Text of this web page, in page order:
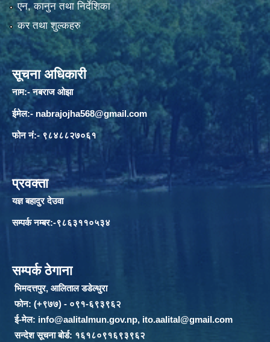
एन, कानुन तथा निर्देशिका
कर तथा शुल्कहरु
सूचना अधिकारी
नाम:- नबराज ओझा
ईमेल:- nabrajojha568@gmail.com
फोन नं:- ९८४८८२७०६१
प्रवक्ता
यज्ञ बहादुर देउवा
सम्पर्क नम्बर:-९८६३११०५३४
सम्पर्क ठेगाना
भिमदत्तपुर, आलिताल डडेल्धुरा
फोन: (+९७७) - ०९१-६९३९६२
ई-मेल: info@aalitalmun.gov.np, ito.aalital@gmail.com
सन्देश सूचना बोर्ड: १६१८०९१६९३९६२